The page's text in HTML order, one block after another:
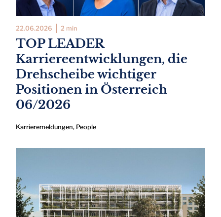
22.06.2026 2 min
TOP LEADER
Karriereentwicklungen, die
Drehscheibe wichtiger
Positionen in Österreich
06/2026
Karrieremeldungen, People